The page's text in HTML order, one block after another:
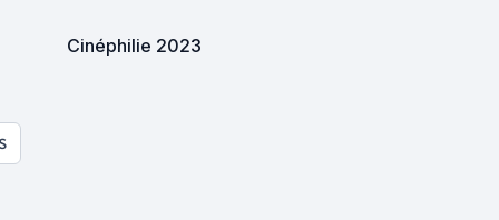
Cinéphilie 2023